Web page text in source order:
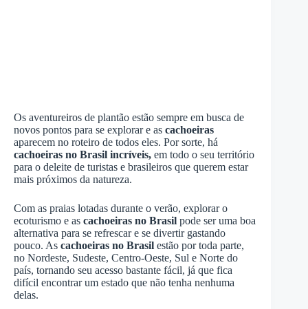
Os aventureiros de plantão estão sempre em busca de
novos pontos para se explorar e as cachoeiras
aparecem no roteiro de todos eles. Por sorte, há
cachoeiras no Brasil incríveis, em todo o seu território
para o deleite de turistas e brasileiros que querem estar
mais próximos da natureza.
Com as praias lotadas durante o verão, explorar o
ecoturismo e as cachoeiras no Brasil pode ser uma boa
alternativa para se refrescar e se divertir gastando
pouco. As cachoeiras no Brasil estão por toda parte,
no Nordeste, Sudeste, Centro-Oeste, Sul e Norte do
país, tornando seu acesso bastante fácil, já que fica
difícil encontrar um estado que não tenha nenhuma
delas.